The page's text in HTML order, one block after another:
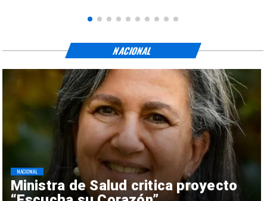
Ministra de Salud critica proyecto
NACIONAL
NACIONAL